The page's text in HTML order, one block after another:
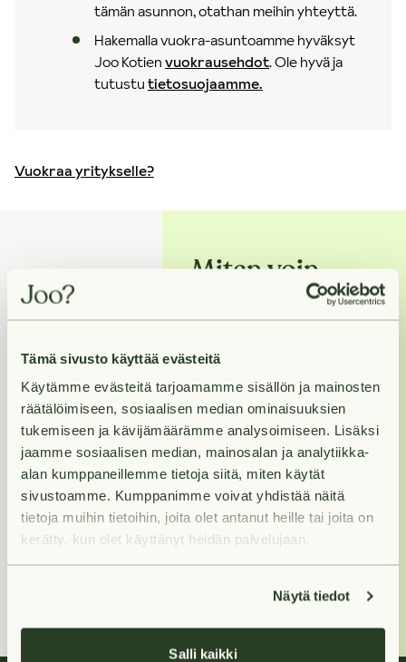
Tämä sivusto käyttää evästeitä
Käytämme evästeitä tarjoamamme sisällön ja mainosten
räätälöimiseen, sosiaalisen median ominaisuuksien
tukemiseen ja kävijämäärämme analysoimiseen. Lisäksi
jaamme sosiaalisen median, mainosalan ja analytiikka-
alan kumppaneillemme tietoja siitä, miten käytät
sivustoamme. Kumppanimme voivat yhdistää näitä
tietoja muihin tietoihin, joita olet antanut heille tai joita on
kerätty, kun olet käyttänyt heidän palvelujaan.
Näytä tiedot
Salli kaikki
tämän asunnon, otathan meihin yhteyttä.
Hakemalla vuokra-asuntoamme hyväksyt
Joo Kotienvuokrausehdot. Ole hyvä ja
tutustutietosuojaamme.
Vuokraa yritykselle?
Miten voin
asunnon, varaa se
ensin, niin otamme
sinuun yhteyttä
näytöstä.
Ellen
+358400 213